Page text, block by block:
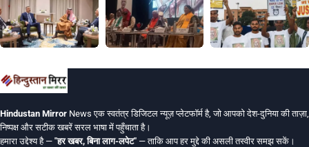
Hindustan Mirror News एक स्वतंत्र डिजिटल न्यूज़ प्लेटफॉर्म है, जो आपको देश-दुनिया की ताज़ा,
निष्पक्ष और सटीक खबरें सरल भाषा में पहुँचाता है।
हमारा उद्देश्य है — "हर खबर, बिना लाग-लपेट" — ताकि आप हर मुद्दे की असली तस्वीर समझ सकें।